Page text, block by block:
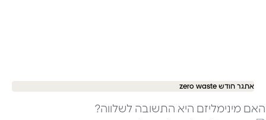
אתגר חודש zero waste
האם מינימליזם היא התשובה לשלווה?